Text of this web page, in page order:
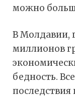
можно
В Молдавии,
миллионов
бедность.